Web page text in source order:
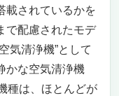
載されているかを
で配慮されたモデ
気清浄機”として
かな空気清浄機
種は、ほとんどが